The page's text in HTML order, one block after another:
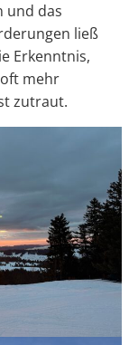
und das
ließ
Erkenntnis,
mehr
zutraut.